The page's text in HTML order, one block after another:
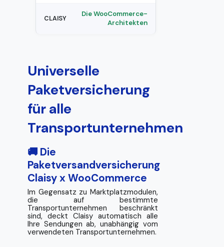
Die WooCommerce-
Architekten
Universelle
Paketversicherung
für alle
Transportunternehmen
🚚 Die
Paketversandversicherung
Claisy x WooCommerce
Im Gegensatz zu Marktplatzmodulen,
die auf bestimmte
Transportunternehmen beschränkt
sind, deckt Claisy automatisch alle
Ihre Sendungen ab, unabhängig vom
verwendeten Transportunternehmen.